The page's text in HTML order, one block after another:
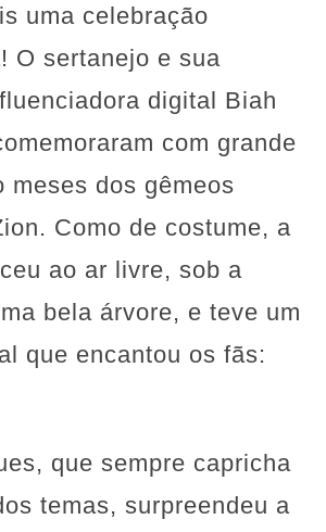
uma celebração
O sertanejo e sua
digital Biah
com grande
meses dos gêmeos
Como de costume, a
ao ar livre, sob a
bela árvore, e teve um
que encantou os fãs:
que sempre capricha
temas, surpreendeu a